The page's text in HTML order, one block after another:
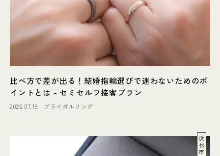
比べ方で差が出る！結婚指輪選びで迷わないためのポ
イントとは - セミセルフ接客プラン
2026.07.19 ブライダルリング
浜
松
市